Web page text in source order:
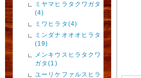
ミヤマヒラタクワガタ
(4)
ミワヒラタ(4)
ミンダナオオオヒラタ
(19)
メンキウスヒラタクワ
ガタ(1)
ユーリケファルスヒラ